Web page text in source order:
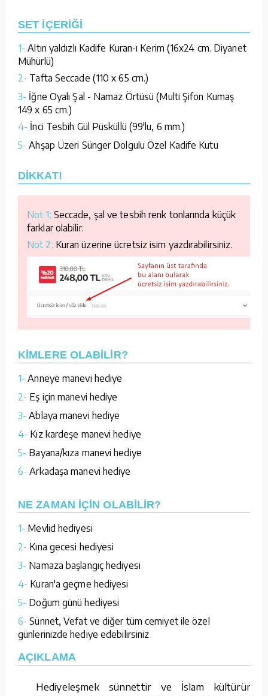
SET İÇERİĞİ
1- Altın yaldızlı Kadife Kuran-ı Kerim (16x24 cm. Diyanet
Mühürlü)
2- Tafta Seccade (110 x 65 cm.)
3- İğne Oyalı Şal - Namaz Örtüsü (Multi Şifon Kumaş
149 x 65 cm.)
4- İnci Tesbih Gül Püsküllü (99'lu, 6 mm.)
5- Ahşap Üzeri Sünger Dolgulu Özel Kadife Kutu
DİKKAT!
Not 1: Seccade, şal ve tesbih renk tonlarında küçük
farklar olabilir.
Not 2: Kuran üzerine ücretsiz isim yazdırabilirsiniz.
KİMLERE OLABİLİR?
1- Anneye manevi hediye
2- Eş için manevi hediye
3- Ablaya manevi hediye
4- Kız kardeşe manevi hediye
5- Bayana/kıza manevi hediye
6- Arkadaşa manevi hediye
NE ZAMAN İÇİN OLABİLİR?
1- Mevlid hediyesi
2- Kına gecesi hediyesi
3- Namaza başlangıç hediyesi
4- Kuran'a geçme hediyesi
5- Doğum günü hediyesi
6- Sünnet, Vefat ve diğer tüm cemiyet ile özel
günlerinizde hediye edebilirsiniz
AÇIKLAMA
Hediyeleşmek sünnettir ve İslam kültüründe